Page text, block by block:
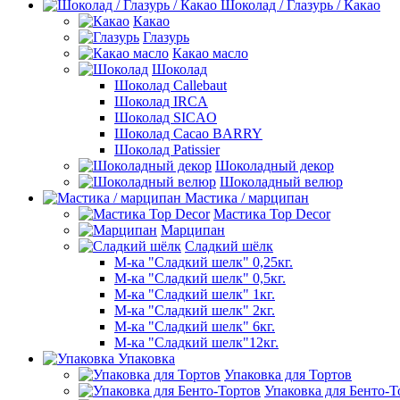
Шоколад / Глазурь / Какао
Какао
Глазурь
Какао масло
Шоколад
Шоколад Callebaut
Шоколад IRCA
Шоколад SICAO
Шоколад Cacao BARRY
Шоколад Patissier
Шоколадный декор
Шоколадный велюр
Мастика / марципан
Мастика Top Decor
Марципан
Сладкий шёлк
М-ка "Сладкий шелк" 0,25кг.
М-ка "Сладкий шелк" 0,5кг.
М-ка "Сладкий шелк" 1кг.
М-ка "Сладкий шелк" 2кг.
М-ка "Сладкий шелк" 6кг.
М-ка "Сладкий шелк"12кг.
Упаковка
Упаковка для Тортов
Упаковка для Бенто-